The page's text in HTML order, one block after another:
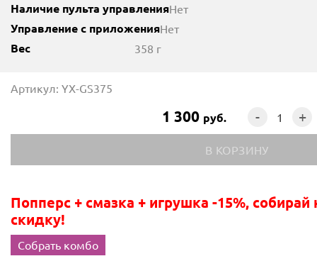
Наличие пульта управленияНет
Управление с приложенияНет
Вес 358 г
Артикул: YX-GS375
1 300 руб. - +
Попперс + смазка + игрушка -15%, собирай
скидку!
Собрать комбо